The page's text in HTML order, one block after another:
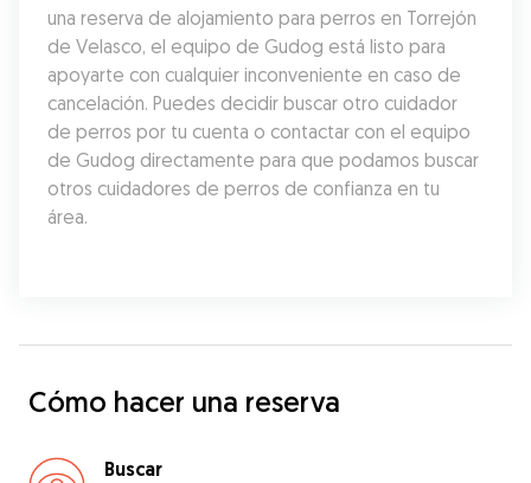
una reserva de alojamiento para perros en Torrejón
de Velasco, el equipo de Gudog está listo para
apoyarte con cualquier inconveniente en caso de
cancelación. Puedes decidir buscar otro cuidador
de perros por tu cuenta o contactar con el equipo
de Gudog directamente para que podamos buscar
otros cuidadores de perros de confianza en tu
área.
Cómo hacer una reserva
Buscar